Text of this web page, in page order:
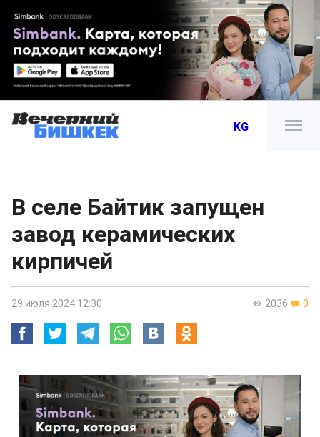
KG
В селе Байтик запущен
завод керамических
кирпичей
2036 0
29 июля 2024 12:30